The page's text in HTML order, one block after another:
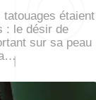
étaient
: le désir de
sur sa peau